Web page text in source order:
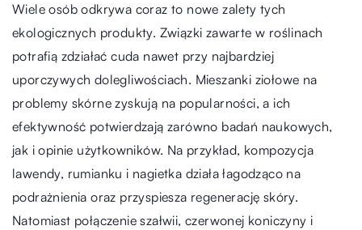
Wiele osób odkrywa coraz to nowe zalety tych
ekologicznych produkty. Związki zawarte w roślinach
potrafią zdziałać cuda nawet przy najbardziej
uporczywych dolegliwościach. Mieszanki ziołowe na
problemy skórne zyskują na popularności, a ich
efektywność potwierdzają zarówno badań naukowych,
jak i opinie użytkowników. Na przykład, kompozycja
lawendy, rumianku i nagietka działa łagodząco na
podrażnienia oraz przyspiesza regenerację skóry.
Natomiast połączenie szałwii, czerwonej koniczyny i